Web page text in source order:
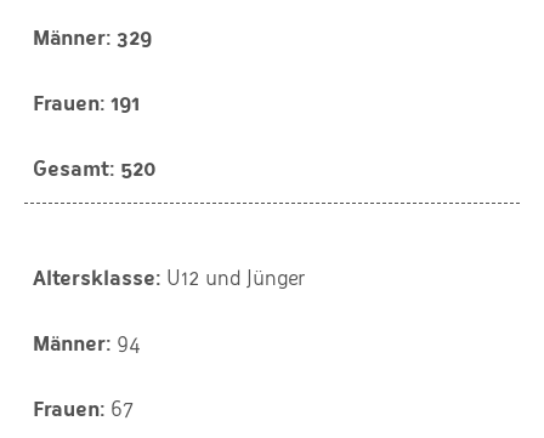
329
191
520
U12 und Jünger
94
67